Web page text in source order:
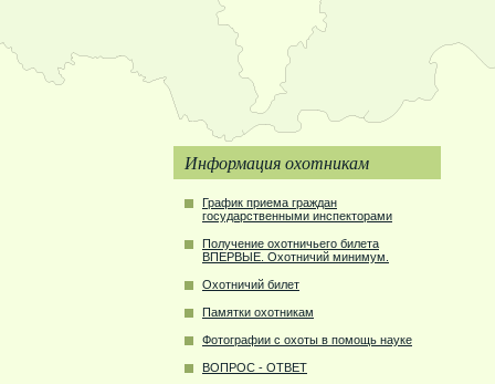
Информация охотникам
График приема граждан
государственными инспекторами
Получение охотничьего билета
ВПЕРВЫЕ. Охотничий минимум.
Охотничий билет
Памятки охотникам
Фотографии с охоты в помощь науке
ВОПРОС - ОТВЕТ